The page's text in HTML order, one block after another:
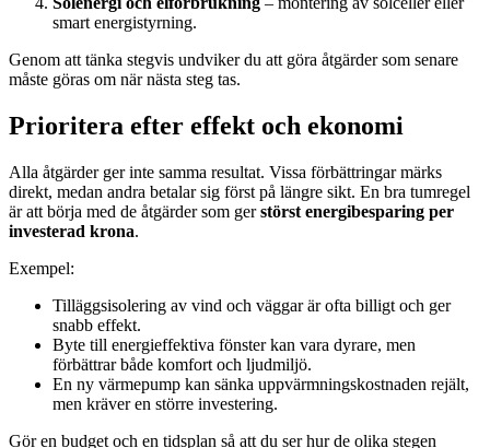
smart energistyrning.
Genom att tänka stegvis undviker du att göra åtgärder som senare
måste göras om när nästa steg tas.
Prioritera efter effekt och ekonomi
Alla åtgärder ger inte samma resultat. Vissa förbättringar märks
direkt, medan andra betalar sig först på längre sikt. En bra tumregel
är att börja med de åtgärder som gerstörst energibesparing per
investerad krona.
Exempel:
Tilläggsisolering av vind och väggar är ofta billigt och ger
snabb effekt.
Byte till energieffektiva fönster kan vara dyrare, men
förbättrar både komfort och ljudmiljö.
En ny värmepump kan sänka uppvärmningskostnaden rejält,
men kräver en större investering.
Gör en budget och en tidsplan så att du ser hur de olika stegen